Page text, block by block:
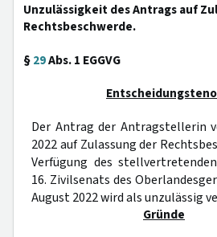
Unzulässigkeit des Antrags auf
Rechtsbeschwerde.
§29Abs. 1 EGGVG
Der Antrag der Antragstellerin
2022 auf Zulassung der
Verfügung des
16. Zivilsenats des
August 2022 wird als unzulässig
Gründe